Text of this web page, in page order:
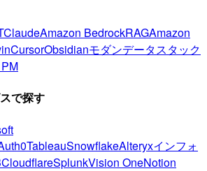
ClaudeAmazon BedrockRAGAmazon
CursorObsidianモダンデータスタック
PM
で探す
TableauSnowflakeAlteryxインフォ
CloudflareSplunkVision OneNotion